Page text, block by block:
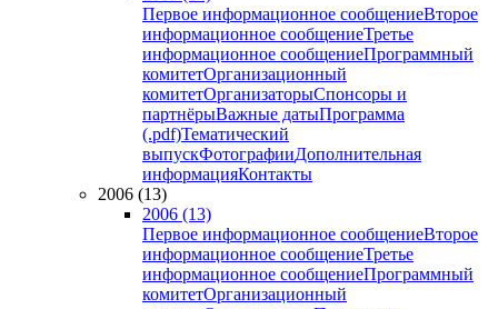
Первое информационное сообщениеВторое
информационное сообщениеТретье
информационное сообщениеПрограммный
комитетОрганизационный
комитетОрганизаторыСпонсоры и
партнёрыВажные датыПрограмма
(.pdf)Тематический
выпускФотографииДополнительная
информацияКонтакты
2006 (13)
2006 (13)
Первое информационное сообщениеВторое
информационное сообщениеТретье
информационное сообщениеПрограммный
комитетОрганизационный